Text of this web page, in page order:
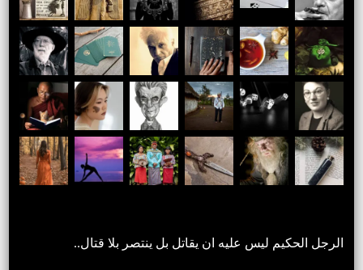
الرجل الحكيم ليس عليه ان يقاتل بل ينتصر بلا قتال..